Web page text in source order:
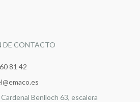
DE CONTACTO
81 42
Benlloch 63, escalera